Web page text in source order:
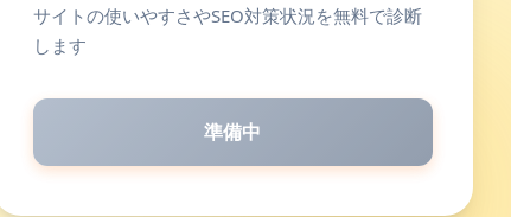
サイトの使いやすさやSEO対策状況を無料で診断
します
準備中